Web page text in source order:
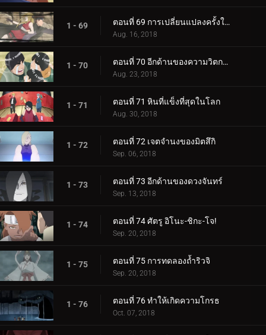
1 - 69 ตอนที่ 69 การเปลี่ยนแปลงครั้งใหญ่ของความรัก Cho-Cho!
Aug. 16, 2018
1 - 70 ตอนที่ 70 อีกด้านของความวิตกกังวล
Aug. 23, 2018
1 - 71 ตอนที่ 71 หินที่แข็งที่สุดในโลก
Aug. 30, 2018
1 - 72 ตอนที่ 72 เจตจำนงของมิตสึกิ
Sep. 06, 2018
1 - 73 ตอนที่ 73 อีกด้านของดวงจันทร์
Sep. 13, 2018
1 - 74 ตอนที่ 74 ศัตรู อิโนะ-ชิกะ-โจ!
Sep. 20, 2018
1 - 75 ตอนที่ 75 การทดลองถ้ำริวจิ
Sep. 20, 2018
1 - 76 ตอนที่ 76 ทำให้เกิดความโกรธ
Oct. 07, 2018